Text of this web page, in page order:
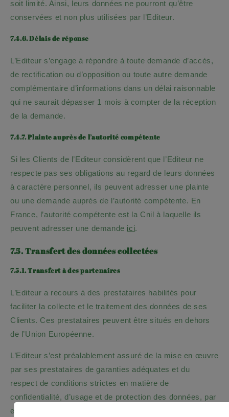
soit limité. Ainsi, leurs données ne pourront qu’être
conservées et non plus utilisées par l’Editeur.
7.4.6. Délais de réponse
L’Editeur s’engage à répondre à toute demande d’accès,
de rectification ou d’opposition ou toute autre demande
complémentaire d’informations dans un délai raisonnable
qui ne saurait dépasser 1 mois à compter de la réception
de la demande.
7.4.7. Plainte auprès de l’autorité compétente
Si les Clients de l’Editeur considèrent que l’Editeur ne
respecte pas ses obligations au regard de leurs données
à caractère personnel, ils peuvent adresser une plainte
ou une demande auprès de l’autorité compétente. En
France, l’autorité compétente est la Cnil à laquelle ils
peuvent adresser une demande ici.
7.5. Transfert des données collectées
7.5.1. Transfert à des partenaires
L’Editeur a recours à des prestataires habilités pour
faciliter la collecte et le traitement des données de ses
Clients. Ces prestataires peuvent être situés en dehors
de l’Union Européenne.
L’Editeur s’est préalablement assuré de la mise en œuvre
par ses prestataires de garanties adéquates et du
respect de conditions strictes en matière de
confidentialité, d’usage et de protection des données, par
exemple via le Privacy Shield états-unien.